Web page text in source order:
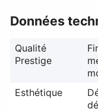
Données
Qualité
Prestige
Esthétique